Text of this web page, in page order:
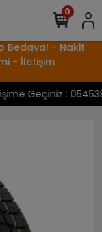
Bedava! - Nakit
- İletişim
Geçiniz :
0